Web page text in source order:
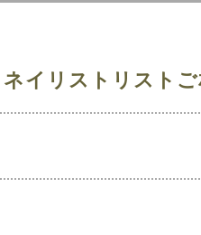
ネイリストリスト